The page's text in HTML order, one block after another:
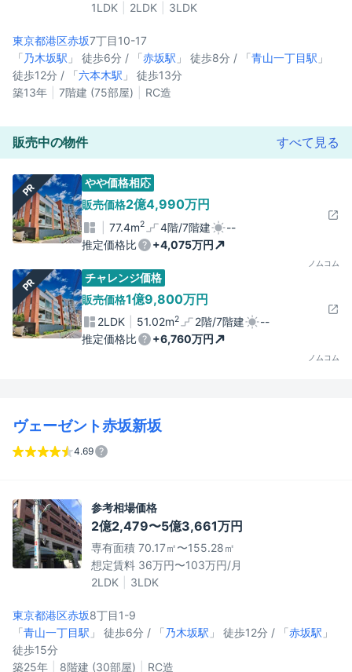
1LDK
2LDK 3LDK
東京都港区赤坂7丁目10-17
「乃木坂駅 」 徒歩6分 / 「赤坂駅 」 徒歩8分 / 「青山一丁目駅 」
徒歩12分 / 「六本木駅 」 徒歩13分
築13年
7階建 (75部屋) RC造
販売中の物件 すべて見る
PR
やや価格相応
販売価格2億4,990万円
77.4m2 4階/7階建
--
推定価格比
+4,075万円
ノムコム
PR
チャレンジ価格
販売価格1億9,800万円
2LDK 51.02m2 2階/7階建
--
推定価格比
+6,760万円
ノムコム
ヴェーゼント赤坂新坂
4.69
参考相場価格
2億2,479〜5億3,661万円
専有面積 70.17㎡〜155.28㎡
想定賃料 36万円〜103万円/月
2LDK
3LDK
東京都港区赤坂8丁目1-9
「青山一丁目駅 」 徒歩6分 / 「乃木坂駅 」 徒歩12分 / 「赤坂駅 」
徒歩15分
築25年
8階建 (30部屋) RC造